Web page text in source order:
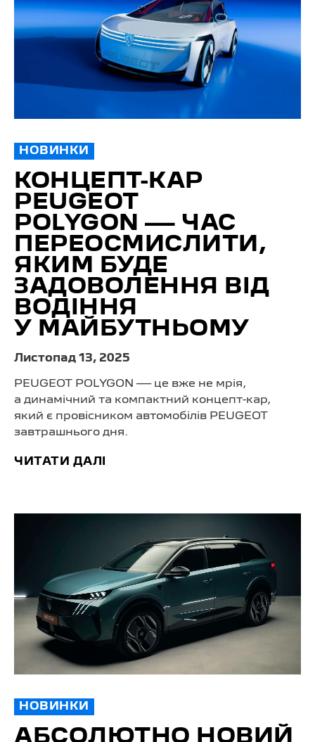
НОВИНКИ
КОНЦЕПТ-КАР
PEUGEOT
POLYGON — ЧАС
ПЕРЕОСМИСЛИТИ,
ЯКИМ БУДЕ
ЗАДОВОЛЕННЯ ВІД
ВОДІННЯ
У МАЙБУТНЬОМУ
Листопад 13, 2025
PEUGEOT POLYGON — це вже не мрія,
а динамічний та компактний концепт-кар,
який є провісником автомобілів PEUGEOT
завтрашнього дня.
ЧИТАТИ ДАЛІ
НОВИНКИ
АБСОЛЮТНО НОВИЙ